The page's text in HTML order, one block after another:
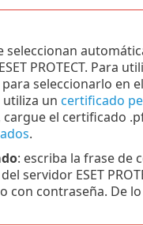
seleccionan
PROTECT. Para
seleccionarlo en
utiliza un certificado
cargue el certificado
.
: escriba la frase de
servidor ESET
con contraseña. De